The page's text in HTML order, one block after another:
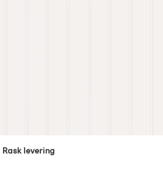
Rask levering